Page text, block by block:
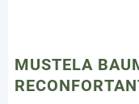
MUSTELA